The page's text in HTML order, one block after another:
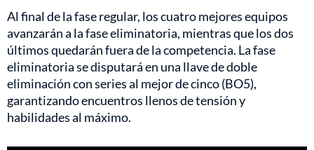
Al final de la fase regular, los cuatro mejores equipos
avanzarán a la fase eliminatoria, mientras que los dos
últimos quedarán fuera de la competencia. La fase
eliminatoria se disputará en una llave de doble
eliminación con series al mejor de cinco (BO5),
garantizando encuentros llenos de tensión y
habilidades al máximo.